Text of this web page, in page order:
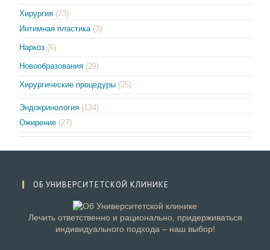
Хирургия (73)
Интимная пластика (3)
Наркоз (6)
Новообразования (29)
Хирургические процедуры (25)
Эндокринология (134)
Ожирение (27)
ОБ УНИВЕРСИТЕТСКОЙ КЛИНИКЕ
Лечить ответственно и рационально, придерживаться
индивидуального подхода – наш выбор!